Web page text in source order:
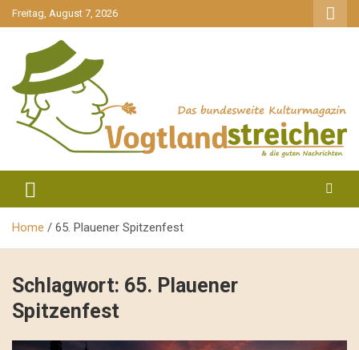
gehe
zum
Freitag, August 7, 2026
Vogtlandstreicher
Home 65. Plauener Spitzenfest
Schlagwort: 65. Plauener
Spitzenfest